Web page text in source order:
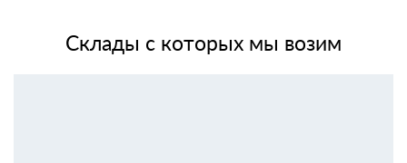
Склады с которых мы возим